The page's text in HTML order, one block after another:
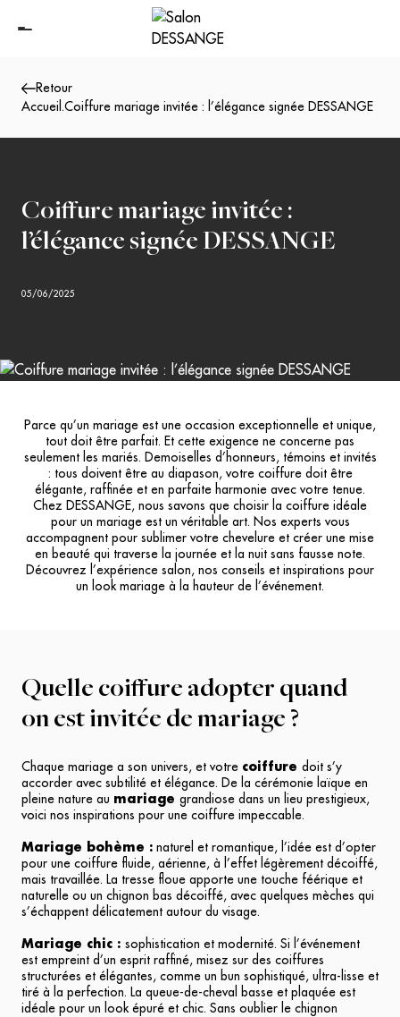
Retour
Accueil .Coiffure mariage invitée : l’élégance signée DESSANGE
Coiffure mariage invitée :
l’élégance signée DESSANGE
05/06/2025
Parce qu’un mariage est une occasion exceptionnelle et unique,
tout doit être parfait. Et cette exigence ne concerne pas
seulement les mariés. Demoiselles d’honneurs, témoins et invités
: tous doivent être au diapason, votre coiffure doit être
élégante, raffinée et en parfaite harmonie avec votre tenue.
Chez DESSANGE, nous savons que choisir la coiffure idéale
pour un mariage est un véritable art. Nos experts vous
accompagnent pour sublimer votre chevelure et créer une mise
en beauté qui traverse la journée et la nuit sans fausse note.
Découvrez l’expérience salon, nos conseils et inspirations pour
un look mariage à la hauteur de l’événement.
Quelle coiffure adopter quand
on est invitée de mariage ?
Chaque mariage a son univers, et votre coiffure doit s’y
accorder avec subtilité et élégance. De la cérémonie laïque en
pleine nature au mariage grandiose dans un lieu prestigieux,
voici nos inspirations pour une coiffure impeccable.
Mariage bohème : naturel et romantique, l’idée est d’opter
pour une coiffure fluide, aérienne, à l’effet légèrement décoiffé,
mais travaillée. La tresse floue apporte une touche féérique et
naturelle ou un chignon bas décoiffé, avec quelques mèches qui
s’échappent délicatement autour du visage.
Mariage chic : sophistication et modernité. Si l’événement
est empreint d’un esprit raffiné, misez sur des coiffures
structurées et élégantes, comme un bun sophistiqué, ultra-lisse et
tiré à la perfection. La queue-de-cheval basse et plaquée est
idéale pour un look épuré et chic. Sans oublier le chignon